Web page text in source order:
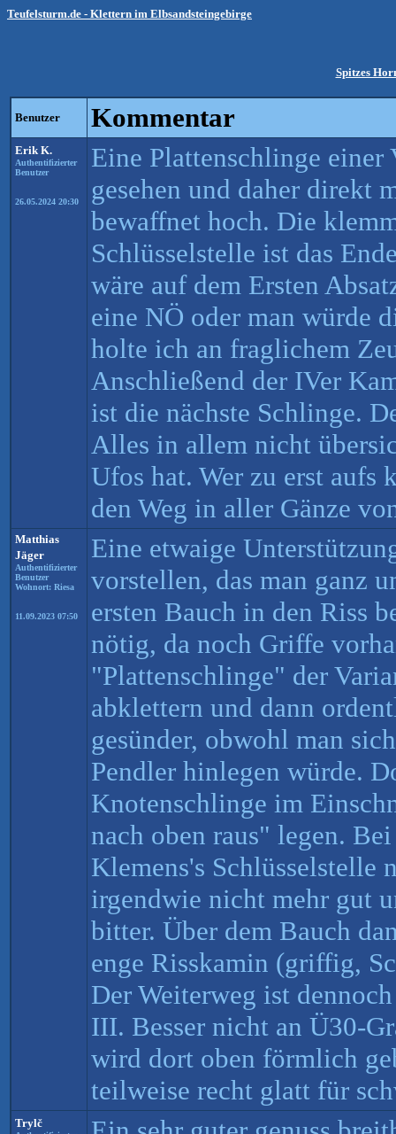
Teufelsturm.de - Klettern im Elbsandsteingebirge
Spitzes
Benutzer Kommentar
Erik K.
Authentifizierter
Benutzer
26.05.2024 20:30
Eine Plattenschlinge
gesehen und daher direkt
bewaffnet hoch. Die
Schlüsselstelle ist das
wäre auf dem Ersten
eine NÖ oder man würde
holte ich an fraglichem
Anschließend der IVer
ist die nächste Schlinge.
Alles in allem nicht
Ufos hat. Wer zu erst aufs
den Weg in aller Gänze
Matthias
Jäger
Authentifizierter
Benutzer
Wohnort: Riesa
11.09.2023 07:50
Eine etwaige
vorstellen, das man ganz
ersten Bauch in den Riss
nötig, da noch Griffe
"Plattenschlinge" der
abklettern und dann
gesünder, obwohl man
Pendler hinlegen würde.
Knotenschlinge im
nach oben raus" legen.
Klemens's Schlüsselstelle
irgendwie nicht mehr gut
bitter. Über dem Bauch
enge Risskamin (griffig,
Der Weiterweg ist
III. Besser nicht an Ü30-
wird dort oben förmlich
teilweise recht glatt für
Trylč